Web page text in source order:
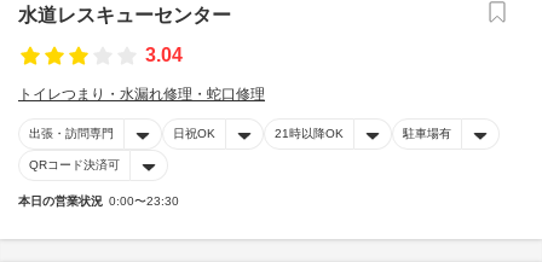
水道レスキューセンター
3.04
トイレつまり・水漏れ修理・蛇口修理
出張・訪問専門 日祝OK 21時以降OK 駐車場有
QRコード決済可
本日の営業状況 0:00〜23:30